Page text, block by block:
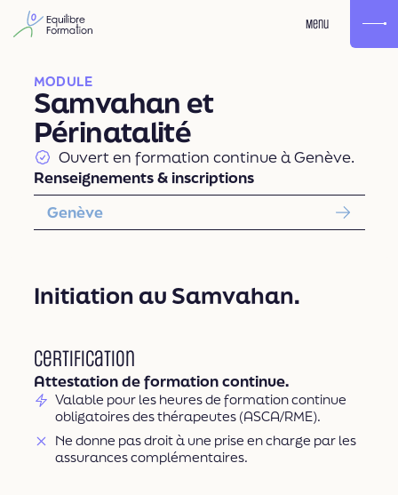
Menu
MODULE
Samvahan et
Périnatalité
Ouvert en formation continue à Genève.
Renseignements & inscriptions
Genève
Initiation au Samvahan.
Certification
Attestation de formation continue.
Valable pour les heures de formation continue
obligatoires des thérapeutes (ASCA/RME).
Ne donne pas droit à une prise en charge par les
assurances complémentaires.